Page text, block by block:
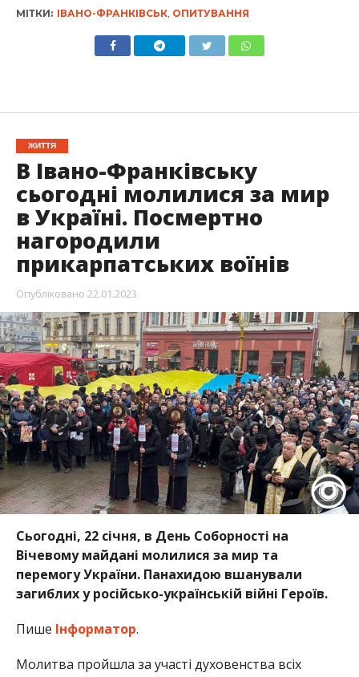
МІТКИ: ІВАНО-ФРАНКІВСЬК, ОПИТУВАННЯ
ЖИТТЯ
В Івано-Франківську
сьогодні молилися за мир
в Україні. Посмертно
нагородили
прикарпатських воїнів
Опубліковано 22.01.2023
Сьогодні, 22 січня, в День Соборності на
Вічевому майдані молилися за мир та
перемогу України. Панахидою вшанували
загиблих у російсько-українській війні Героїв.
Пише Інформатор.
Молитва пройшла за участі духовенства всіх